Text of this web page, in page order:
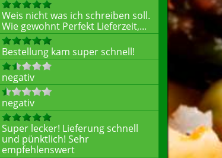
Weis nicht was ich schreiben soll.
Wie gewohnt Perfekt Lieferzeit,...
Bestellung kam super schnell!
negativ
negativ
Super lecker! Lieferung schnell
und pünktlich! Sehr
empfehlenswert